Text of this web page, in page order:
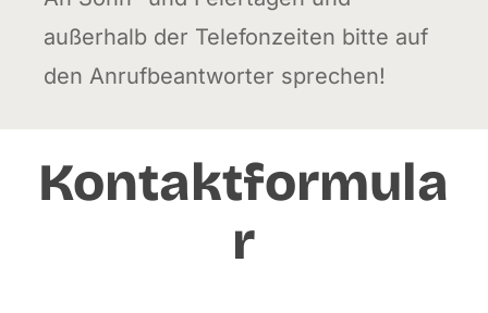
außerhalb der Telefonzeiten bitte auf
den Anrufbeantworter sprechen!
Kontaktformula
r